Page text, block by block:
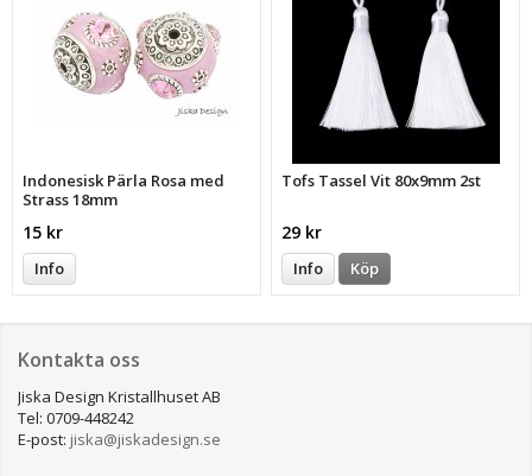
Indonesisk Pärla Rosa med
Strass 18mm
15 kr
Info
Tofs Tassel Vit 80x9mm 2st
29 kr
Info Köp
Kontakta oss
Jiska Design Kristallhuset AB
Tel: 0709-448242
E-post: jiska@jiskadesign.se